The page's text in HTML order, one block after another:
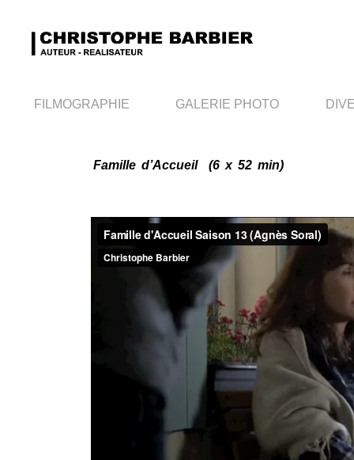
FILMOGRAPHIE GALERIE PHOTO
Famille d’Accueil (6 x 52 min)